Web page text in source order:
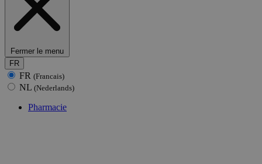
Fermer le menu
FR
FR (Francais)
NL (Nederlands)
Pharmacie